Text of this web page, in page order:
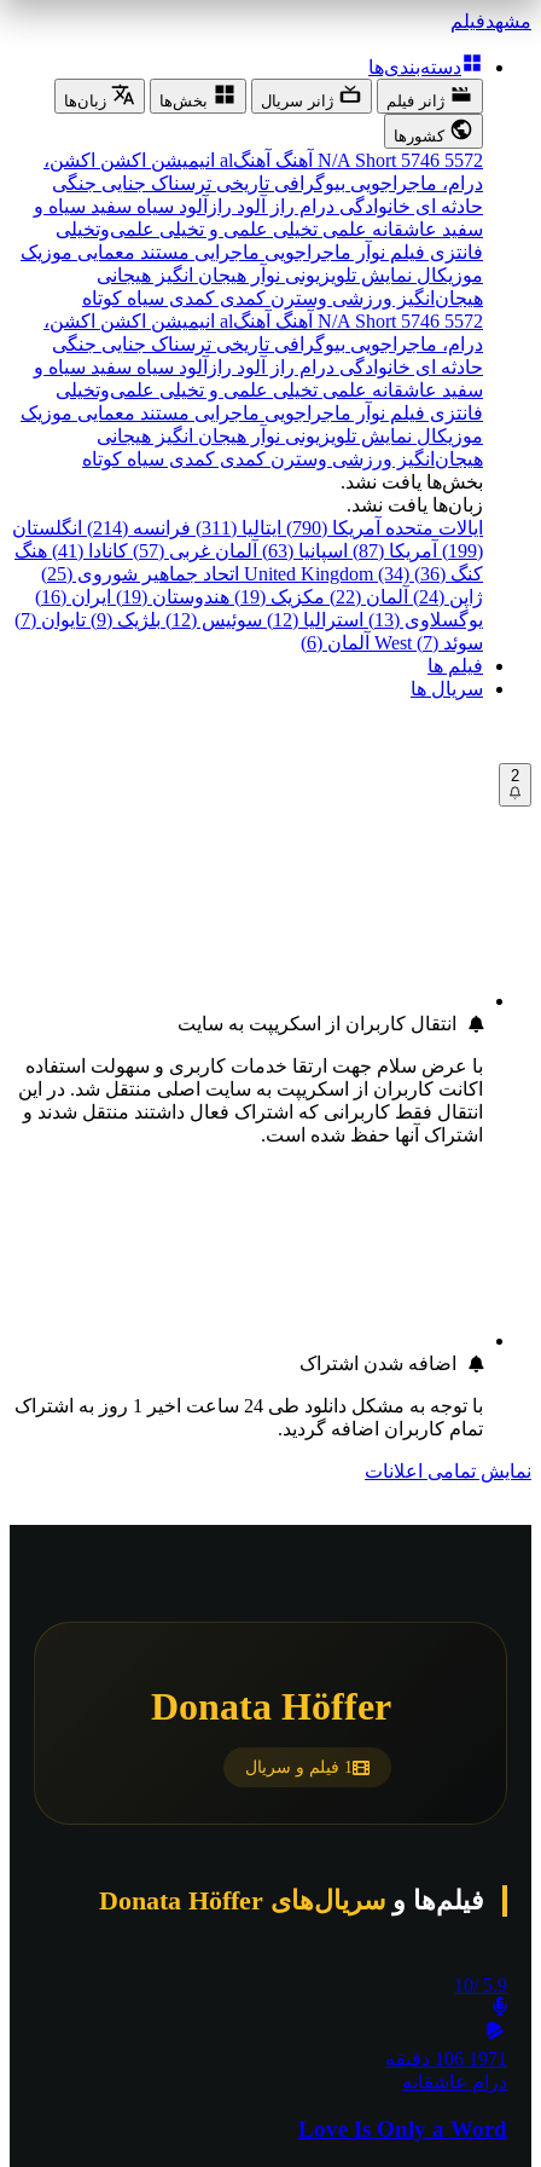
مشهدفیلم
دسته‌بندی‌ها
ژانر فیلم ژانر سریال بخش‌ها
زبان‌ها
کشورها
5572
5746
N/A Short آهنگ آهنگal انیمیشن اکشن اکشن،
درام، ماجراجویی بیوگرافی تاریخی ترسناک جنایی جنگی
حادثه ای خانوادگی درام راز آلود رازآلود سیاه سفید سیاه و
سفید عاشقانه علمی تخیلی علمی و تخیلی علمی‌و‌تخیلی
فانتزی فیلم نوآر ماجراجویی ماجرایی مستند معمایی موزیک
موزیکال نمایش تلویزیونی نوآر هیجان انگیز هیجانی
هیجان‌انگیز ورزشی وسترن کمدی کمدی سیاه کوتاه
5572
5746
N/A Short آهنگ آهنگal انیمیشن اکشن اکشن،
درام، ماجراجویی بیوگرافی تاریخی ترسناک جنایی جنگی
حادثه ای خانوادگی درام راز آلود رازآلود سیاه سفید سیاه و
سفید عاشقانه علمی تخیلی علمی و تخیلی علمی‌و‌تخیلی
فانتزی فیلم نوآر ماجراجویی ماجرایی مستند معمایی موزیک
موزیکال نمایش تلویزیونی نوآر هیجان انگیز هیجانی
هیجان‌انگیز ورزشی وسترن کمدی کمدی سیاه کوتاه
بخش‌ها یافت نشد.
زبان‌ها یافت نشد.
ایالات متحده آمریکا (790)
ایتالیا (311) فرانسه (214)
انگلستان
(199)
آمریکا (87) اسپانیا (63) آلمان غربی (57) کانادا (41)
هنگ
کنگ (36)
United Kingdom (34) اتحاد جماهیر شوروی (25)
ژاپن (24)
آلمان (22) مکزیک (19) هندوستان (19)
ایران (16)
یوگسلاوی (13)
استرالیا (12) سوئیس (12) بلژیک (9)
تایوان (7)
سوئد (7)
West آلمان (6)
فیلم ها
سریال ها
2
انتقال کاربران از اسکریپت به سایت
با عرض سلام جهت ارتقا خدمات کاربری و سهولت استفاده
اکانت کاربران از اسکریپت به سایت اصلی منتقل شد. در این
انتقال فقط کاربرانی که اشتراک فعال داشتند منتقل شدند و
اشتراک آنها حفظ شده است.
اضافه شدن اشتراک
با توجه به مشکل دانلود طی 24 ساعت اخیر 1 روز به اشتراک
تمام کاربران اضافه گردید.
نمایش تمامی اعلانات
Donata Höffer
1 فیلم و سریال
فیلم‌ها و سریال‌های Donata Höffer
5.9
/10
1971 106 دقیقه
درام عاشقانه
Love Is Only a Word